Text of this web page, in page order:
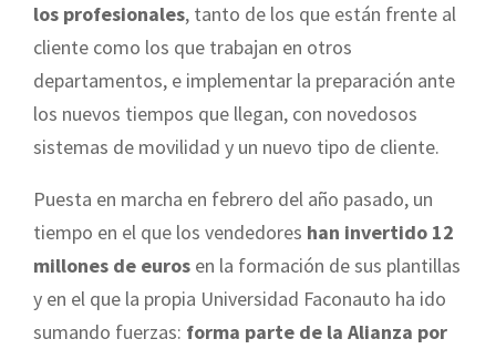
los profesionales, tanto de los que están frente al
cliente como los que trabajan en otros
departamentos, e implementar la preparación ante
los nuevos tiempos que llegan, con novedosos
sistemas de movilidad y un nuevo tipo de cliente.
Puesta en marcha en febrero del año pasado, un
tiempo en el que los vendedores han invertido 12
millones de euros en la formación de sus plantillas
y en el que la propia Universidad Faconauto ha ido
sumando fuerzas: forma parte de la Alianza por